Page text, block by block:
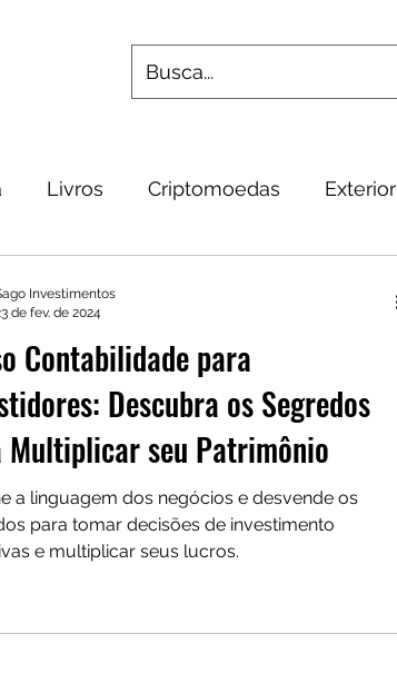
Livros Criptomoedas Exterior
Bitcoin
Contabilidade para
Descubra os Segredos
Multiplicar seu Patrimônio
a linguagem dos negócios e desvende os
para tomar decisões de investimento
e multiplicar seus lucros.
Investimentos
de fev. de 2024